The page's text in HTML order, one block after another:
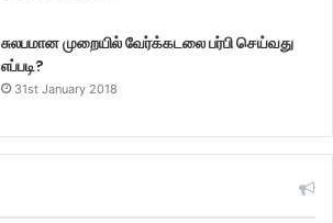
சுலபமான முறையில் வேர்க்கடலை பர்பி செய்வது
எப்படி?
31st January 2018